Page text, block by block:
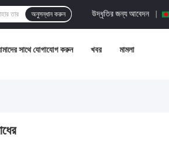
উদ্ধৃতির জন্য আবেদন |
অনুসন্ধান করুন
সাথে যোগাযোগ করুন খবর মামলা